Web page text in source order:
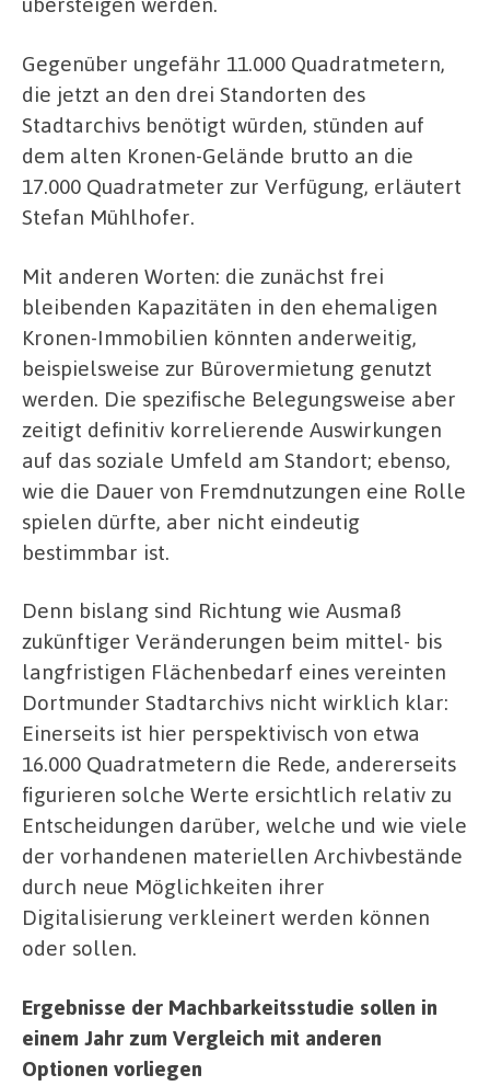
Gegenüber ungefähr 11.000 Quadratmetern,
die jetzt an den drei Standorten des
Stadtarchivs benötigt würden, stünden auf
dem alten Kronen-Gelände brutto an die
17.000 Quadratmeter zur Verfügung, erläutert
Stefan Mühlhofer.
Mit anderen Worten: die zunächst frei
bleibenden Kapazitäten in den ehemaligen
Kronen-Immobilien könnten anderweitig,
beispielsweise zur Bürovermietung genutzt
werden. Die spezifische Belegungsweise aber
zeitigt definitiv korrelierende Auswirkungen
auf das soziale Umfeld am Standort; ebenso,
wie die Dauer von Fremdnutzungen eine Rolle
spielen dürfte, aber nicht eindeutig
bestimmbar ist.
Denn bislang sind Richtung wie Ausmaß
zukünftiger Veränderungen beim mittel- bis
langfristigen Flächenbedarf eines vereinten
Dortmunder Stadtarchivs nicht wirklich klar:
Einerseits ist hier perspektivisch von etwa
16.000 Quadratmetern die Rede, andererseits
figurieren solche Werte ersichtlich relativ zu
Entscheidungen darüber, welche und wie viele
der vorhandenen materiellen Archivbestände
durch neue Möglichkeiten ihrer
Digitalisierung verkleinert werden können
oder sollen.
Ergebnisse der Machbarkeitsstudie sollen in
einem Jahr zum Vergleich mit anderen
Optionen vorliegen